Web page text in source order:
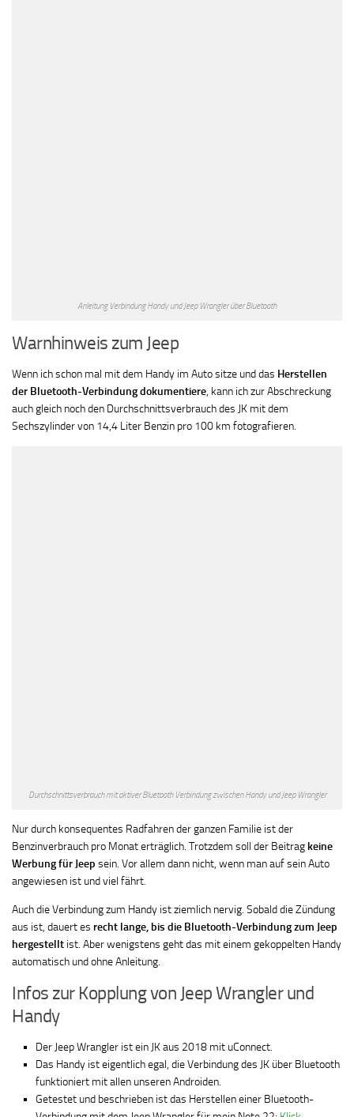
Anleitung Verbindung Handy und Jeep Wrangler über Bluetooth
Warnhinweis zum Jeep
Wenn ich schon mal mit dem Handy im Auto sitze und das Herstellen
der Bluetooth-Verbindung dokumentiere, kann ich zur Abschreckung
auch gleich noch den Durchschnittsverbrauch des JK mit dem
Sechszylinder von 14,4 Liter Benzin pro 100 km fotografieren.
Durchschnittsverbrauch mit aktiver Bluetooth Verbindung zwischen Handy und Jeep Wrangler
Nur durch konsequentes Radfahren der ganzen Familie ist der
Benzinverbrauch pro Monat erträglich. Trotzdem soll der Beitrag keine
Werbung für Jeep sein. Vor allem dann nicht, wenn man auf sein Auto
angewiesen ist und viel fährt.
Auch die Verbindung zum Handy ist ziemlich nervig. Sobald die Zündung
aus ist, dauert es recht lange, bis die Bluetooth-Verbindung zum Jeep
hergestellt ist. Aber wenigstens geht das mit einem gekoppelten Handy
automatisch und ohne Anleitung.
Infos zur Kopplung von Jeep Wrangler und
Handy
Der Jeep Wrangler ist ein JK aus 2018 mit uConnect.
Das Handy ist eigentlich egal, die Verbindung des JK über Bluetooth
funktioniert mit allen unseren Androiden.
Getestet und beschrieben ist das Herstellen einer Bluetooth-